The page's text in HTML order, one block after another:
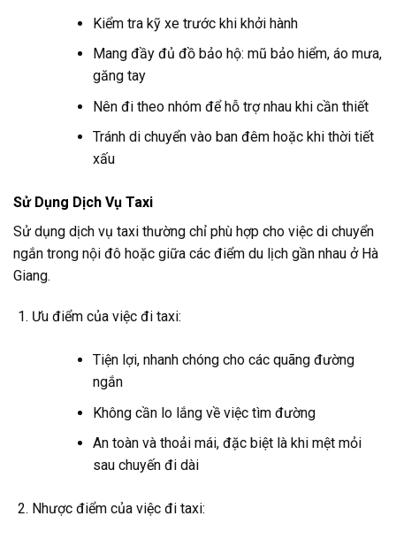
Kiểm tra kỹ xe trước khi khởi hành
Mang đầy đủ đồ bảo hộ: mũ bảo hiểm, áo mưa,
găng tay
Nên đi theo nhóm để hỗ trợ nhau khi cần thiết
Tránh di chuyển vào ban đêm hoặc khi thời tiết
xấu
Sử Dụng Dịch Vụ Taxi
Sử dụng dịch vụ taxi thường chỉ phù hợp cho việc di chuyển
ngắn trong nội đô hoặc giữa các điểm du lịch gần nhau ở Hà
Giang.
Ưu điểm của việc đi taxi:
Tiện lợi, nhanh chóng cho các quãng đường
ngắn
Không cần lo lắng về việc tìm đường
An toàn và thoải mái, đặc biệt là khi mệt mỏi
sau chuyến đi dài
Nhược điểm của việc đi taxi: